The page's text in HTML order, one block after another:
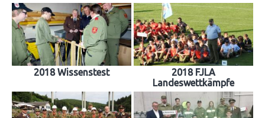
2018 Wissenstest
2018 FJLA
Landeswettkämpfe